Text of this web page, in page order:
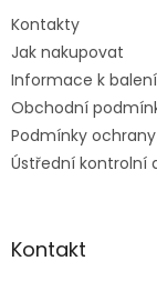
Kontakty
Jak nakupovat
Informace k
Obchodní
Podmínky
Ústřední kontrolní
Kontakt